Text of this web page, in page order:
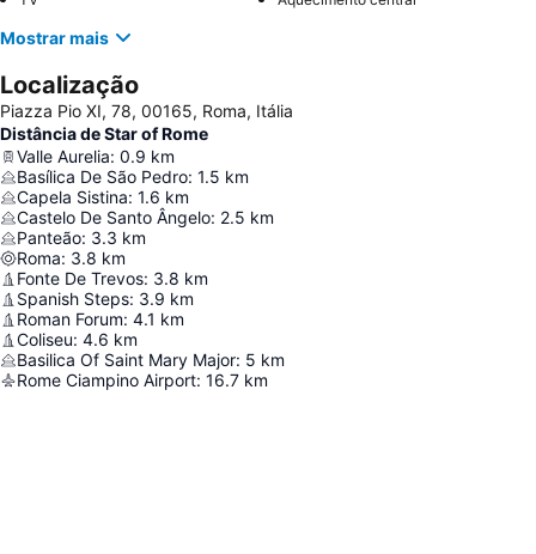
Mostrar mais
Localização
Piazza Pio XI, 78, 00165, Roma, Itália
Distância de Star of Rome
Valle Aurelia: 0.9 km
Basílica De São Pedro: 1.5 km
Capela Sistina: 1.6 km
Castelo De Santo Ângelo: 2.5 km
Panteão: 3.3 km
Roma: 3.8 km
Fonte De Trevos: 3.8 km
Spanish Steps: 3.9 km
Roman Forum: 4.1 km
Coliseu: 4.6 km
Basilica Of Saint Mary Major: 5 km
Rome Ciampino Airport: 16.7 km